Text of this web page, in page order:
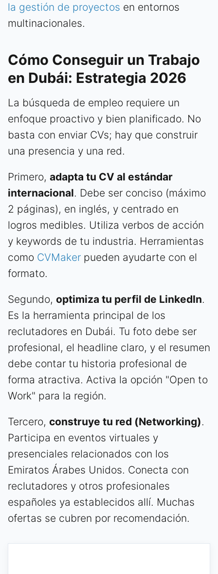
la gestión de proyectos en entornos
multinacionales.
Cómo Conseguir un Trabajo
en Dubái: Estrategia 2026
La búsqueda de empleo requiere un
enfoque proactivo y bien planificado. No
basta con enviar CVs; hay que construir
una presencia y una red.
Primero, adapta tu CV al estándar
internacional. Debe ser conciso (máximo
2 páginas), en inglés, y centrado en
logros medibles. Utiliza verbos de acción
y keywords de tu industria. Herramientas
como CVMaker pueden ayudarte con el
formato.
Segundo, optimiza tu perfil de LinkedIn.
Es la herramienta principal de los
reclutadores en Dubái. Tu foto debe ser
profesional, el headline claro, y el resumen
debe contar tu historia profesional de
forma atractiva. Activa la opción "Open to
Work" para la región.
Tercero, construye tu red (Networking).
Participa en eventos virtuales y
presenciales relacionados con los
Emiratos Árabes Unidos. Conecta con
reclutadores y otros profesionales
españoles ya establecidos allí. Muchas
ofertas se cubren por recomendación.